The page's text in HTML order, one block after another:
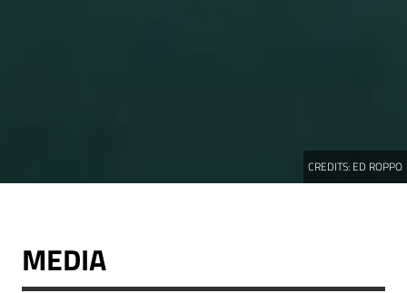
CREDITS: ED ROPPO
MEDIA